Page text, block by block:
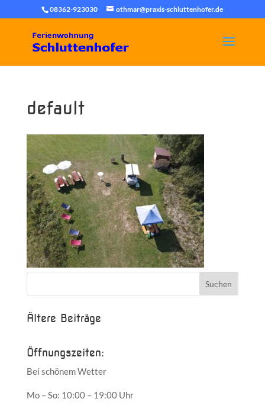
08362-923030 othmar@praxis-schluttenhofer.de
default
Ältere Beiträge
Öffnungszeiten:
Bei schönem Wetter
Mo – So: 10:00 – 19:00 Uhr